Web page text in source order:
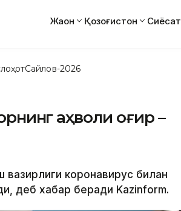
Жаҳон Қозоғистон Сиёсат
Сайлов-2026
аҳволи оғир –
вазирлиги коронавирус билан
деб хабар беради Kazinform.